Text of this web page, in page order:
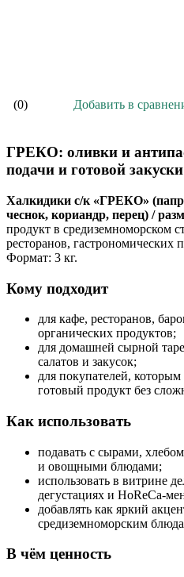
(0) Добавить в
ГРЕКО: оливки и
подачи и готовой закуски
Халкидики с/к «ГРЕКО»
чеснок, кориандр, перец) /
продукт в средиземноморском
ресторанов, гастрономических
Формат: 3 кг.
Кому подходит
для кафе, ресторанов,
органических продуктов;
для домашней сырной
салатов и закусок;
для покупателей,
готовый продукт без
Как использовать
подавать с сырами,
и овощными блюдами;
использовать в витрине
дегустациях и HoReCa-
добавлять как яркий
средиземноморским
В чём ценность